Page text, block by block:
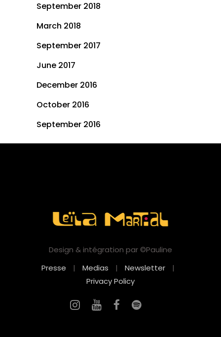
September 2018
March 2018
September 2017
June 2017
December 2016
October 2016
September 2016
Design & intégration par ©Pauline
Presse
| Medias | Newsletter
|
Privacy Policy